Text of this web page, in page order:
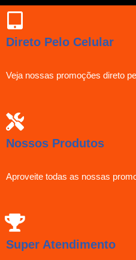
Direto Pelo Celular
Veja nossas promoções direto
Nossos Produtos
Aproveite todas as nossas
Super Atendimento